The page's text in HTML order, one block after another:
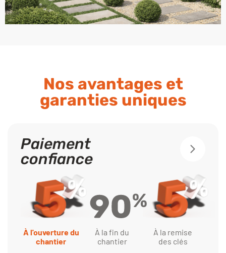
Nos avantages et
garanties uniques
Paiement
confiance
À l'ouverture du
chantier
À la fin du
chantier
À la remise
des clés